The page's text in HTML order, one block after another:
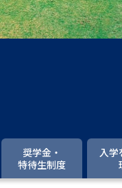
スト「受験案内」の請求
スト「受験上の配慮案内
）教員資格認定試験
大学研究
奨学金・
特待生制度
入学